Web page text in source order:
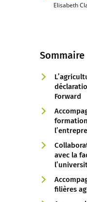
Elisabeth
Sommaire
Forward
avec la
filières